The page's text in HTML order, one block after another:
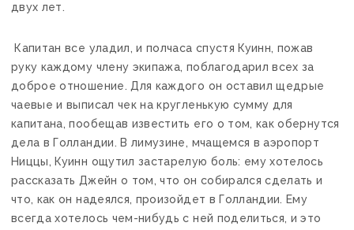
двух лет.
Капитан все уладил, и полчаса спустя Куинн, пожав
руку каждому члену экипажа, поблагодарил всех за
доброе отношение. Для каждого он оставил щедрые
чаевые и выписал чек на кругленькую сумму для
капитана, пообещав известить его о том, как обернутся
дела в Голландии. В лимузине, мчащемся в аэропорт
Ниццы, Куинн ощутил застарелую боль: ему хотелось
рассказать Джейн о том, что он собирался сделать и
что, как он надеялся, произойдет в Голландии. Ему
всегда хотелось чем-нибудь с ней поделиться, и это